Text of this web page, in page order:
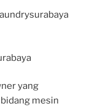
yang
mesin